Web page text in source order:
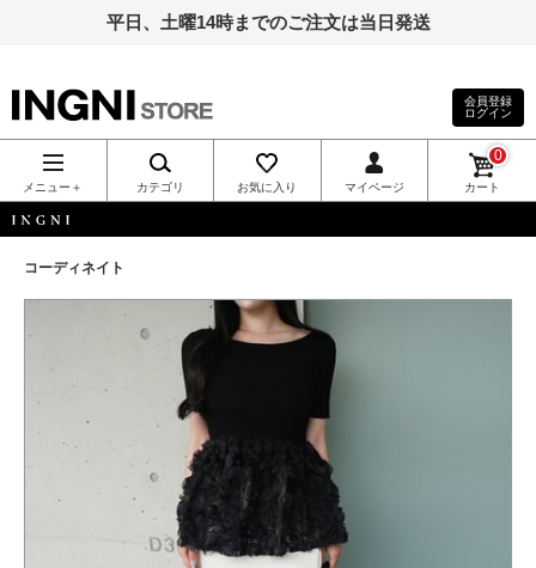
平日、土曜14時までのご注文は当日発送
INGNI（イン
グ）公式通
販｜INGNI
STORE
会員登録
ログイン
メニュー＋ カテゴリ お気に入り マイページ カート
0
コーディネイト